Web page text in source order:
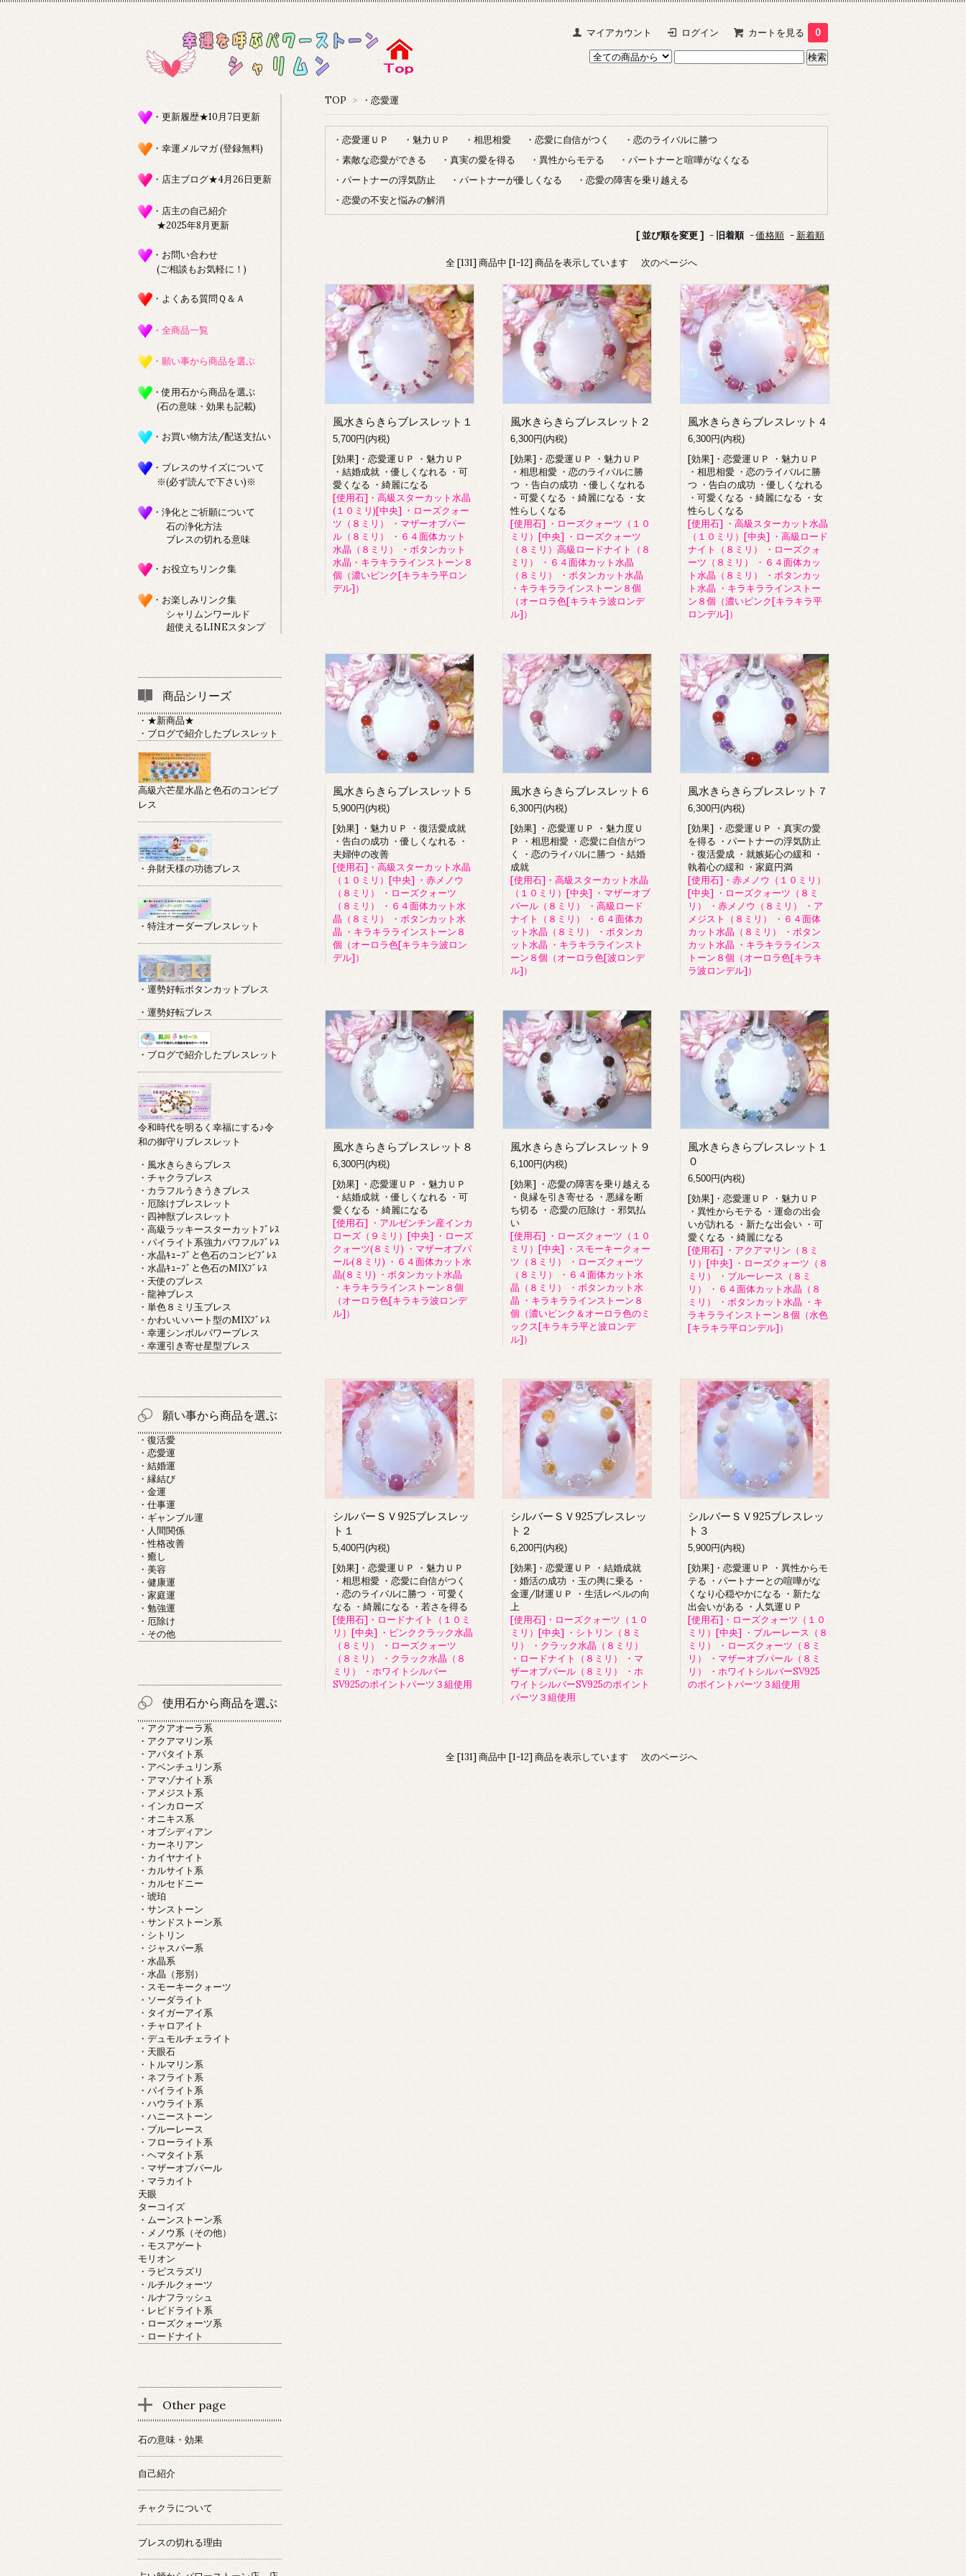
マイアカウント ログイン カートを見る 0
TOP > ・恋愛運
・恋愛運ＵＰ ・魅力ＵＰ ・相思相愛 ・恋愛に自信がつく
・恋のライバルに勝つ
・素敵な恋愛ができる
・真実の愛を得る ・異性からモテる
・パートナーと喧嘩がなくなる
・パートナーの浮気防止
・パートナーが優しくなる
・恋愛の障害を乗り越える
・恋愛の不安と悩みの解消
[ 並び順を変更 ] - 旧着順 -価格順 -新着順
全 [131] 商品中 [1-12] 商品を表示しています 次のページへ
風水きらきらブレスレット１
5,700円(内税)
[効果]・恋愛運ＵＰ ・魅力ＵＰ
・結婚成就 ・優しくなれる ・可
愛くなる ・綺麗になる
[使用石]・高級スターカット水晶
(１０ミリ)[中央] ・ローズクォー
ツ（８ミリ） ・マザーオブパー
ル（８ミリ） ・６４面体カット
水晶（８ミリ） ・ボタンカット
水晶・キラキララインストーン８
個（濃いピンク[キラキラ平ロン
デル]）
風水きらきらブレスレット２
6,300円(内税)
[効果]・恋愛運ＵＰ ・魅力ＵＰ
・相思相愛 ・恋のライバルに勝
つ ・告白の成功 ・優しくなれる
・可愛くなる ・綺麗になる ・女
性らしくなる
[使用石] ・ローズクォーツ（１０
ミリ）[中央] ・ローズクォーツ
（８ミリ）高級ロードナイト（８
ミリ） ・６４面体カット水晶
（８ミリ） ・ボタンカット水晶
・キラキララインストーン８個
（オーロラ色[キラキラ波ロンデ
ル]）
風水きらきらブレスレット４
6,300円(内税)
[効果]・恋愛運ＵＰ ・魅力ＵＰ
・相思相愛 ・恋のライバルに勝
つ ・告白の成功 ・優しくなれる
・可愛くなる ・綺麗になる ・女
性らしくなる
[使用石] ・高級スターカット水晶
（１０ミリ）[中央] ・高級ロード
ナイト（８ミリ） ・ローズクォ
ーツ（８ミリ） ・６４面体カッ
ト水晶（８ミリ） ・ボタンカッ
ト水晶 ・キラキララインストー
ン８個（濃いピンク[キラキラ平
ロンデル]）
風水きらきらブレスレット５
5,900円(内税)
[効果] ・魅力ＵＰ ・復活愛成就
・告白の成功 ・優しくなれる ・
夫婦仲の改善
[使用石]・高級スターカット水晶
（１０ミリ）[中央] ・赤メノウ
（８ミリ） ・ローズクォーツ
（８ミリ） ・６４面体カット水
晶（８ミリ） ・ボタンカット水
晶 ・キラキララインストーン８
個（オーロラ色[キラキラ波ロン
デル]）
風水きらきらブレスレット６
6,300円(内税)
[効果] ・恋愛運ＵＰ ・魅力度Ｕ
Ｐ ・相思相愛 ・恋愛に自信がつ
く ・恋のライバルに勝つ ・結婚
成就
[使用石]・高級スターカット水晶
（１０ミリ）[中央] ・マザーオブ
パール（８ミリ） ・高級ロード
ナイト（８ミリ） ・６４面体カ
ット水晶（８ミリ） ・ボタンカ
ット水晶 ・キラキララインスト
ーン８個（オーロラ色[波ロンデ
ル]）
風水きらきらブレスレット７
6,300円(内税)
[効果] ・恋愛運ＵＰ ・真実の愛
を得る ・パートナーの浮気防止
・復活愛成 ・就嫉妬心の緩和 ・
執着心の緩和 ・家庭円満
[使用石]・赤メノウ（１０ミリ）
[中央] ・ローズクォーツ（８ミ
リ） ・赤メノウ（８ミリ） ・ア
メジスト（８ミリ） ・６４面体
カット水晶（８ミリ） ・ボタン
カット水晶 ・キラキララインス
トーン８個（オーロラ色[キラキ
ラ波ロンデル]）
風水きらきらブレスレット８
6,300円(内税)
[効果] ・恋愛運ＵＰ ・魅力ＵＰ
・結婚成就 ・優しくなれる ・可
愛くなる ・綺麗になる
[使用石] ・アルゼンチン産インカ
ローズ（９ミリ）[中央] ・ローズ
クォーツ(８ミリ) ・マザーオブパ
ール(８ミリ) ・６４面体カット水
晶(８ミリ) ・ボタンカット水晶
・キラキララインストーン８個
（オーロラ色[キラキラ波ロンデ
ル]）
風水きらきらブレスレット９
6,100円(内税)
[効果] ・恋愛の障害を乗り越える
・良縁を引き寄せる ・悪縁を断
ち切る ・恋愛の厄除け ・邪気払
い
[使用石] ・ローズクォーツ（１０
ミリ）[中央] ・スモーキークォー
ツ（８ミリ） ・ローズクォーツ
（８ミリ） ・６４面体カット水
晶（８ミリ） ・ボタンカット水
晶 ・キラキララインストーン８
個（濃いピンク＆オーロラ色のミ
ックス[キラキラ平と波ロンデ
ル]）
風水きらきらブレスレット１
０
6,500円(内税)
[効果]・恋愛運ＵＰ ・魅力ＵＰ
・異性からモテる ・運命の出会
いが訪れる ・新たな出会い ・可
愛くなる ・綺麗になる
[使用石] ・アクアマリン（８ミ
リ）[中央] ・ローズクォーツ（８
ミリ） ・ブルーレース（８ミ
リ） ・６４面体カット水晶（８
ミリ） ・ボタンカット水晶 ・キ
ラキララインストーン８個（水色
[キラキラ平ロンデル]）
シルバーＳＶ925ブレスレッ
ト１
5,400円(内税)
[効果]・恋愛運ＵＰ ・魅力ＵＰ
・相思相愛 ・恋愛に自信がつく
・恋のライバルに勝つ ・可愛く
なる ・綺麗になる ・若さを得る
[使用石]・ロードナイト（１０ミ
リ）[中央] ・ピンククラック水晶
（８ミリ） ・ローズクォーツ
（８ミリ） ・クラック水晶（８
ミリ） ・ホワイトシルバー
SV925のポイントパーツ３組使用
シルバーＳＶ925ブレスレッ
ト２
6,200円(内税)
[効果]・恋愛運ＵＰ ・結婚成就
・婚活の成功 ・玉の輿に乗る ・
金運/財運ＵＰ ・生活レベルの向
上
[使用石]・ローズクォーツ（１０
ミリ）[中央] ・シトリン（８ミ
リ） ・クラック水晶（８ミリ）
・ロードナイト（８ミリ） ・マ
ザーオブパール（８ミリ） ・ホ
ワイトシルバーSV925のポイント
パーツ３組使用
シルバーＳＶ925ブレスレッ
ト３
5,900円(内税)
[効果]・恋愛運ＵＰ ・異性からモ
テる ・パートナーとの喧嘩がな
くなり心穏やかになる ・新たな
出会いがある ・人気運ＵＰ
[使用石]・ローズクォーツ（１０
ミリ）[中央] ・ブルーレース（８
ミリ） ・ローズクォーツ（８ミ
リ） ・マザーオブパール（８ミ
リ） ・ホワイトシルバーSV925
のポイントパーツ３組使用
全 [131] 商品中 [1-12] 商品を表示しています 次のページへ
・更新履歴★10月7日更新
・幸運メルマガ (登録無料)
・店主ブログ★4月26日更新
・店主の自己紹介
★2025年8月更新
・お問い合わせ
(ご相談もお気軽に！)
・よくある質問Ｑ＆Ａ
・全商品一覧
・願い事から商品を選ぶ
・使用石から商品を選ぶ
(石の意味・効果も記載)
・お買い物方法/配送支払い
・ブレスのサイズについて
※(必ず読んで下さい)※
・浄化とご祈願について
石の浄化方法
ブレスの切れる意味
・お役立ちリンク集
・お楽しみリンク集
シャリムンワールド
超使えるLINEスタンプ
商品シリーズ
・★新商品★
・ブログで紹介したブレスレット
高級六芒星水晶と色石のコンビブ
レス
・弁財天様の功徳ブレス
・特注オーダーブレスレット
・運勢好転ボタンカットブレス
・運勢好転ブレス
・ブログで紹介したブレスレット
令和時代を明るく幸福にする♪令
和の御守りブレスレット
・風水きらきらブレス
・チャクラブレス
・カラフルうきうきブレス
・厄除けブレスレット
・四神獣ブレスレット
・高級ラッキースターカットﾌﾞﾚｽ
・パイライト系強力パワフルﾌﾞﾚｽ
・水晶ｷｭｰﾌﾞと色石のコンビﾌﾞﾚｽ
・水晶ｷｭｰﾌﾞと色石のMIXﾌﾞﾚｽ
・天使のブレス
・龍神ブレス
・単色８ミリ玉ブレス
・かわいいハート型のMIXﾌﾞﾚｽ
・幸運シンボルパワーブレス
・幸運引き寄せ星型ブレス
願い事から商品を選ぶ
・復活愛
・恋愛運
・結婚運
・縁結び
・金運
・仕事運
・ギャンブル運
・人間関係
・性格改善
・癒し
・美容
・健康運
・家庭運
・勉強運
・厄除け
・その他
使用石から商品を選ぶ
・アクアオーラ系
・アクアマリン系
・アパタイト系
・アベンチュリン系
・アマゾナイト系
・アメジスト系
・インカローズ
・オニキス系
・オブシディアン
・カーネリアン
・カイヤナイト
・カルサイト系
・カルセドニー
・琥珀
・サンストーン
・サンドストーン系
・シトリン
・ジャスパー系
・水晶系
・水晶（形別）
・スモーキークォーツ
・ソーダライト
・タイガーアイ系
・チャロアイト
・デュモルチェライト
・天眼石
・トルマリン系
・ネフライト系
・パイライト系
・ハウライト系
・ハニーストーン
・ブルーレース
・フローライト系
・ヘマタイト系
・マザーオブパール
・マラカイト
天眼
ターコイズ
・ムーンストーン系
・メノウ系（その他）
・モスアゲート
モリオン
・ラピスラズリ
・ルチルクォーツ
・ルナフラッシュ
・レピドライト系
・ローズクォーツ系
・ロードナイト
Other page
石の意味・効果
自己紹介
チャクラについて
ブレスの切れる理由